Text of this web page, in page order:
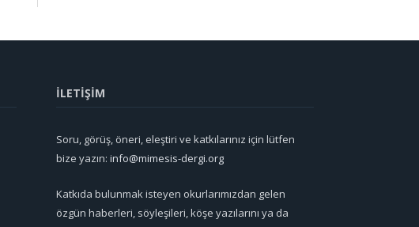
İLETİŞİM
Soru, görüş, öneri, eleştiri ve katkılarınız için lütfen
bize yazın: info@mimesis-dergi.org
Katkıda bulunmak isteyen okurlarımızdan gelen
özgün haberleri, söyleşileri, köşe yazılarını ya da